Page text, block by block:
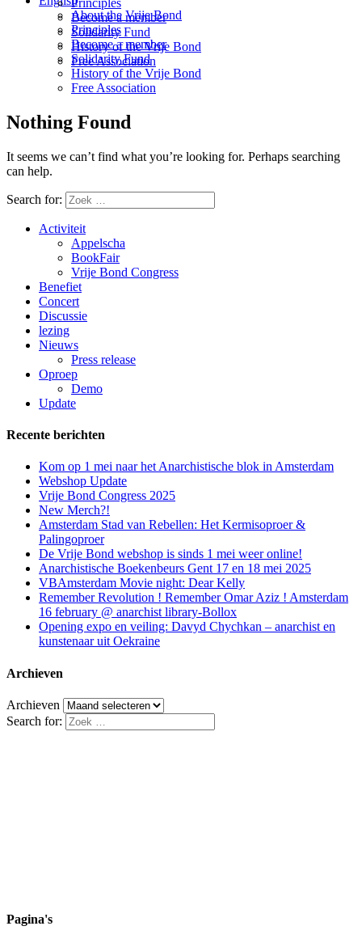
Principles
Become a member
Solidarity Fund
History of the Vrije Bond
Free Association
About the Vrije Bond
Principles
Become a member
Solidarity Fund
History of the Vrije Bond
Free Association
Nothing Found
It seems we can’t find what you’re looking for. Perhaps searching
can help.
Search for:
Activiteit
Appelscha
BookFair
Vrije Bond Congress
Benefiet
Concert
Discussie
lezing
Nieuws
Press release
Oproep
Demo
Update
Recente berichten
Kom op 1 mei naar het Anarchistische blok in Amsterdam
Webshop Update
Vrije Bond Congress 2025
New Merch?!
Amsterdam Stad van Rebellen: Het Kermisoproer &
Palingoproer
De Vrije Bond webshop is sinds 1 mei weer online!
Anarchistische Boekenbeurs Gent 17 en 18 mei 2025
VBAmsterdam Movie night: Dear Kelly
Remember Revolution ! Remember Omar Aziz ! Amsterdam
16 february @ anarchist library-Bollox
Opening expo en veiling: Davyd Chychkan – anarchist en
kunstenaar uit Oekraine
Archieven
Archieven
Search for:
Pagina's